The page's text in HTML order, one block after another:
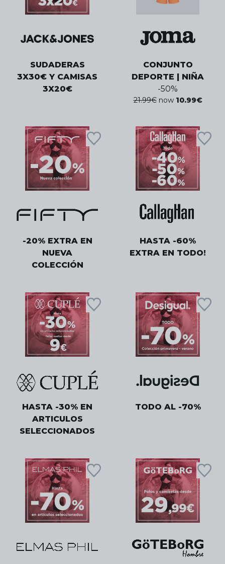
SUDADERAS
3X30€ Y CAMISAS
3X20€
CONJUNTO
DEPORTE | NIÑA
-50%
21.99€ now 10.99€
-20% EXTRA EN
NUEVA
COLECCIÓN
HASTA -60%
EXTRA EN TODO!
HASTA -30% EN
ARTICULOS
SELECCIONADOS
TODO AL -70%